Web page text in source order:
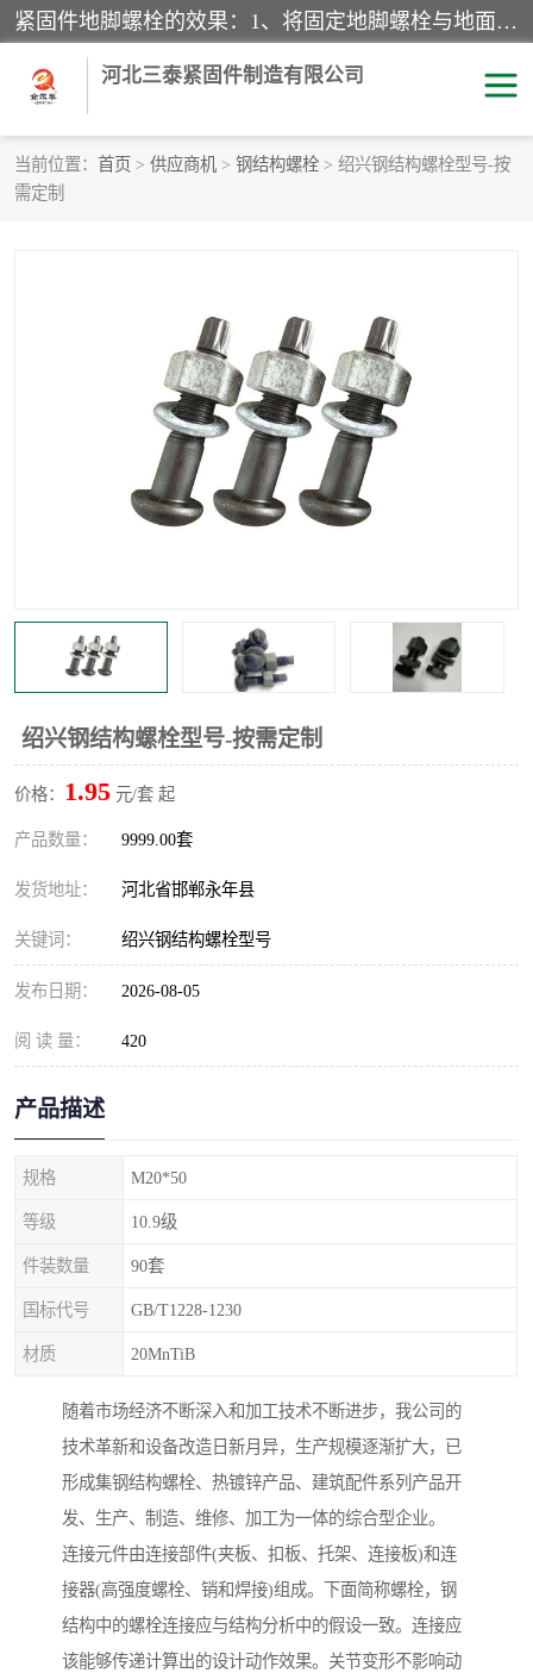
紧固件地脚螺栓的效果：1、将固定地脚螺栓与地面用水泥等物品灌溉在一起，可用来固定较小振荡和冲击的设备。2、活动地脚是一种可拆卸的地脚螺栓，可以固定有激烈振荡和冲击的大型机器设备。3、胀锚地脚螺栓用于固定比较简略且重量轻的设备，辅佐设备长期处于静止状态下。4、粘接地脚螺栓为一种使用广泛且常见的设备，它也是用来固定简略设备的小件。
河北三泰紧固件制造有限公司
当前位置： 首页 > 供应商机 > 钢结构螺栓 > 绍兴钢结构螺栓型号-按
需定制
绍兴钢结构螺栓型号-按需定制
价格： 1.95 元/套 起
产品数量： 9999.00套
发货地址： 河北省邯郸永年县
关键词： 绍兴钢结构螺栓型号
发布日期： 2026-08-05
阅 读 量： 420
产品描述
规格 M20*50
等级 10.9级
件装数量 90套
国标代号 GB/T1228-1230
材质 20MnTiB
随着市场经济不断深入和加工技术不断进步，我公司的
技术革新和设备改造日新月异，生产规模逐渐扩大，已
形成集钢结构螺栓、热镀锌产品、建筑配件系列产品开
发、生产、制造、维修、加工为一体的综合型企业。
连接元件由连接部件(夹板、扣板、托架、连接板)和连
接器(高强度螺栓、销和焊接)组成。下面简称螺栓，钢
结构中的螺栓连接应与结构分析中的假设一致。连接应
该能够传递计算出的设计动作效果。关节变形不影响动
地脚螺栓
悬挑梁拉杆